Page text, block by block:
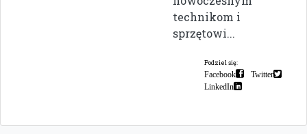
technikom i
sprzętowi...
Podziel się:
Facebook
Twitter
LinkedIn